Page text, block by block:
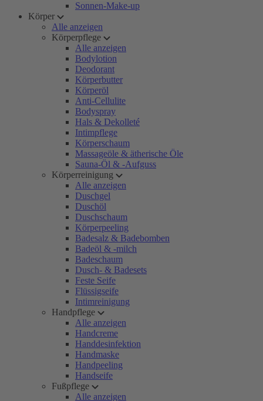
Sonnen-Make-up
Körper
Alle anzeigen
Körperpflege
Alle anzeigen
Bodylotion
Deodorant
Körperbutter
Körperöl
Anti-Cellulite
Bodyspray
Hals & Dekolleté
Intimpflege
Körperschaum
Massageöle & ätherische Öle
Sauna-Öl & -Aufguss
Körperreinigung
Alle anzeigen
Duschgel
Duschöl
Duschschaum
Körperpeeling
Badesalz & Badebomben
Badeöl & -milch
Badeschaum
Dusch- & Badesets
Feste Seife
Flüssigseife
Intimreinigung
Handpflege
Alle anzeigen
Handcreme
Handdesinfektion
Handmaske
Handpeeling
Handseife
Fußpflege
Alle anzeigen